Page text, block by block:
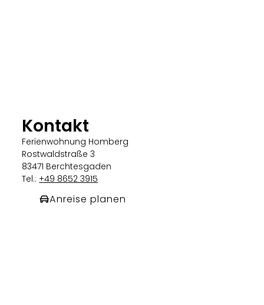
Kontakt
Ferienwohnung Homberg
Rostwaldstraße 3
83471 Berchtesgaden
Tel.:+49 8652 3915
Anreise planen